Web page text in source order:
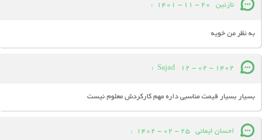
نازنین 20 - 11 - 1401
:
به نظر من خویه
Sajad 12 - 02 - 1402
:
بسیار بسیار قیمت مناسبی داره مهم کارکردش معلوم نیست
احسان ایمانی 25 - 02 - 1402
: